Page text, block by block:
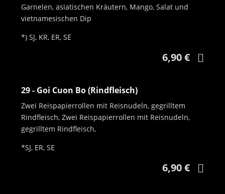
Garnelen, asiatischen Kräutern, Mango, Salat und
vietnamesischen Dip
*) SJ, KR, ER, SE
6,90 €
29 - Goi Cuon Bo (Rindfleisch)
Zwei Reispapierrollen mit Reisnudeln, gegrilltem
Rindfleisch, Zwei Reispapierrollen mit Reisnudeln,
gegrilltem Rindfleisch,
*SJ, ER, SE
6,90 €